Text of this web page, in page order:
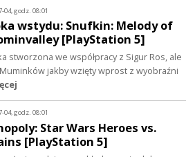
04, godz. 08:01
wstydu: Snufkin: Melody of
[PlayStation 5]
stworzona we współpracy z Sigur Ros, ale
jakby wzięty wprost z wyobraźni
04, godz. 08:01
Star Wars Heroes vs.
[PlayStation 5]